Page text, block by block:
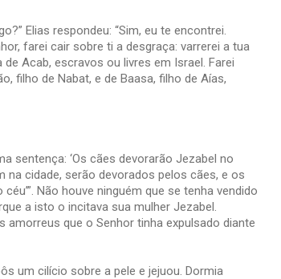
Elias respondeu: “Sim, eu te encontrei.
farei cair sobre ti a desgraça: varrerei a tua
Acab, escravos ou livres em Israel. Farei
filho de Nabat, e de Baasa, filho de Aías,
sentença: ‘Os cães devorarão Jezabel no
na cidade, serão devorados pelos cães, e os
Não houve ninguém que se tenha vendido
a isto o incitava sua mulher Jezabel.
que o Senhor tinha expulsado diante
um cilício sobre a pele e jejuou. Dormia